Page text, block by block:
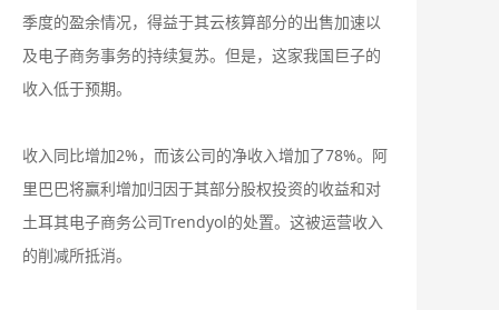
季度的盈余情况，得益于其云核算部分的出售加速以
及电子商务事务的持续复苏。但是，这家我国巨子的
收入低于预期。
收入同比增加2%，而该公司的净收入增加了78%。阿
里巴巴将赢利增加归因于其部分股权投资的收益和对
土耳其电子商务公司Trendyol的处置。这被运营收入
的削减所抵消。